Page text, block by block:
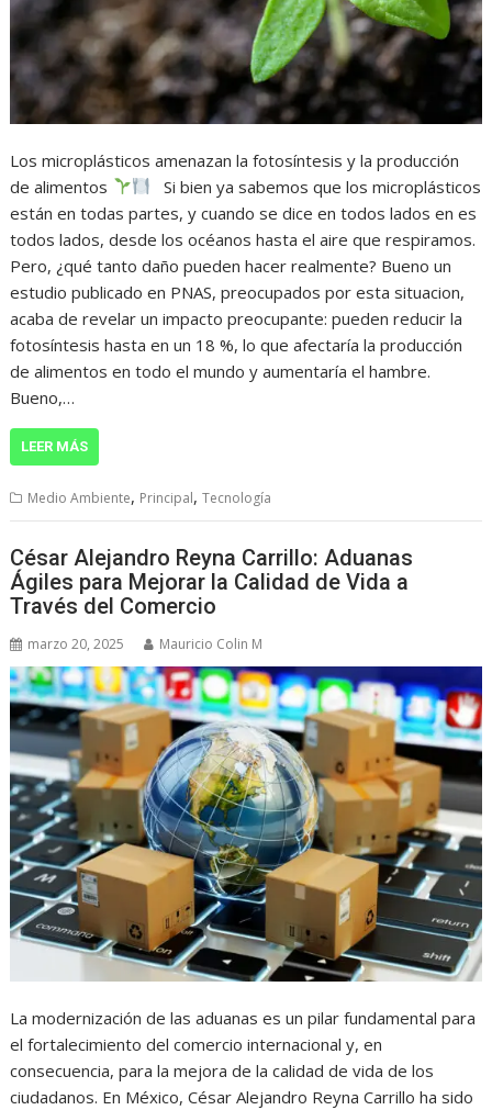
Los microplásticos amenazan la fotosíntesis y la producción
de alimentos
Si bien ya sabemos que los microplásticos
están en todas partes, y cuando se dice en todos lados en es
todos lados, desde los océanos hasta el aire que respiramos.
Pero, ¿qué tanto daño pueden hacer realmente? Bueno un
estudio publicado en PNAS, preocupados por esta situacion,
acaba de revelar un impacto preocupante: pueden reducir la
fotosíntesis hasta en un 18 %, lo que afectaría la producción
de alimentos en todo el mundo y aumentaría el hambre.
Bueno,…
LEER MÁS
Medio Ambiente, Principal,Tecnología
César Alejandro Reyna Carrillo: Aduanas
Ágiles para Mejorar la Calidad de Vida a
Través del Comercio
marzo 20, 2025 Mauricio Colin M
La modernización de las aduanas es un pilar fundamental para
el fortalecimiento del comercio internacional y, en
consecuencia, para la mejora de la calidad de vida de los
ciudadanos. En México, César Alejandro Reyna Carrillo ha sido